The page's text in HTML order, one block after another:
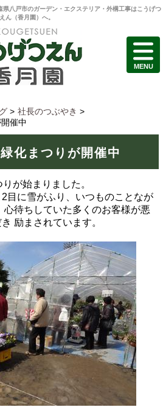
県八戸市のガーデン・エクステリア・外構工事はこうげつ
えん（香月園）へ。
> 社長のつぶやき >
催中
化まつりが開催中
が始まりました。
目に雪がふり、いつものことなが
心待ちしていた多くのお客様が悪
励まされています。
MENU